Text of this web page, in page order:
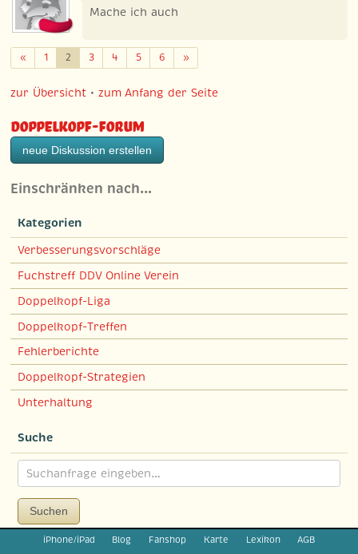
Mache ich auch
«Zurück
1 2 3 4 5 6 »Weiter
zur Übersicht •zum Anfang der Seite
Doppelkopf-Forum
neue Diskussion erstellen
Einschränken nach…
Kategorien
Verbesserungsvorschläge
Fuchstreff DDV Online Verein
Doppelkopf-Liga
Doppelkopf-Treffen
Fehlerberichte
Doppelkopf-Strategien
Unterhaltung
Suche
Suchen
iPhone/iPad Blog Fanshop Karte Lexikon AGB